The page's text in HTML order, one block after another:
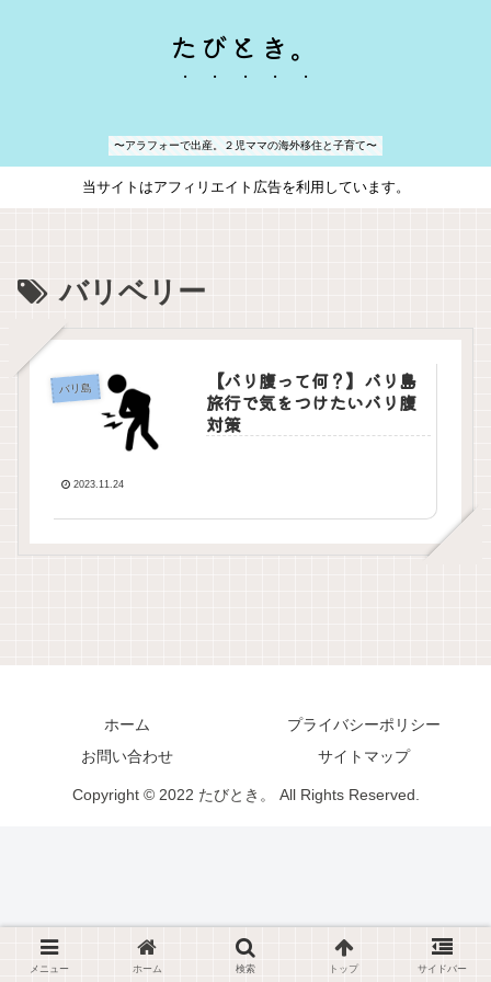
たびとき。
〜アラフォーで出産。２児ママの海外移住と子育て〜
当サイトはアフィリエイト広告を利用しています。
バリベリー
バリ島
【バリ腹って何？】バリ島
旅行で気をつけたいバリ腹
対策
2023.11.24
ホーム
プライバシーポリシー
お問い合わせ
サイトマップ
Copyright © 2022 たびとき。 All Rights Reserved.
メニュー ホーム 検索 トップ サイドバー